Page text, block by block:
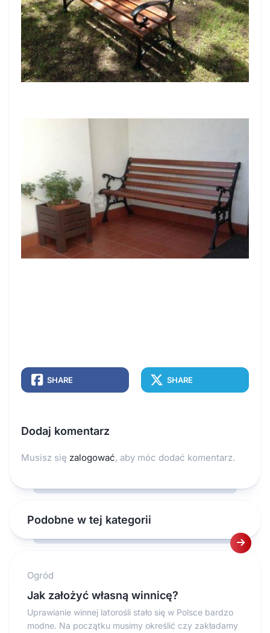
SHARE SHARE
Dodaj komentarz
Musisz się zalogować, aby móc dodać komentarz.
Podobne w tej kategorii
Ogród
Jak założyć własną winnicę?
Uprawianie winnej latorośli stało się w Polsce bardzo
modne. Na początku musimy określić czy zakładamy